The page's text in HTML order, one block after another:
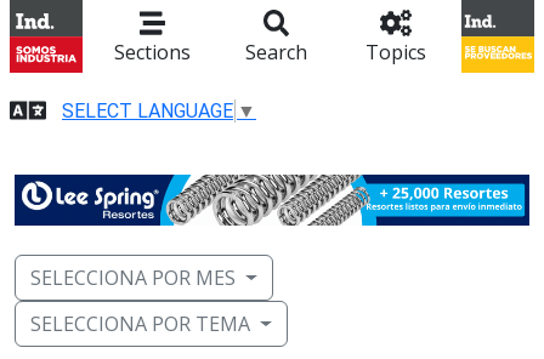
Sections Search Topics
SELECT LANGUAGE ▼
SELECCIONA POR MES
SELECCIONA POR TEMA